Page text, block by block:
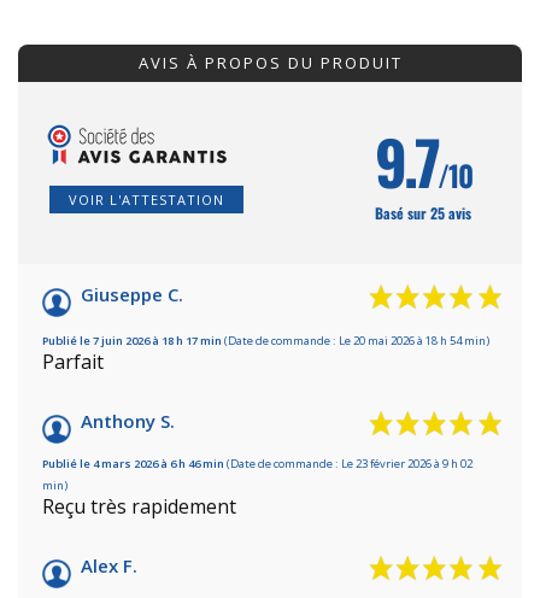
AVIS À PROPOS DU PRODUIT
VOIR L'ATTESTATION 9.7/10
Basé sur 25 avis
Giuseppe C.
Publié le 7 juin 2026 à 18 h 17 min (Date de commande : Le 20 mai 2026 à 18 h 54 min)
Parfait
Anthony S.
Publié le 4 mars 2026 à 6 h 46 min (Date de commande : Le 23 février 2026 à 9 h 02
min)
Reçu très rapidement
Alex F.